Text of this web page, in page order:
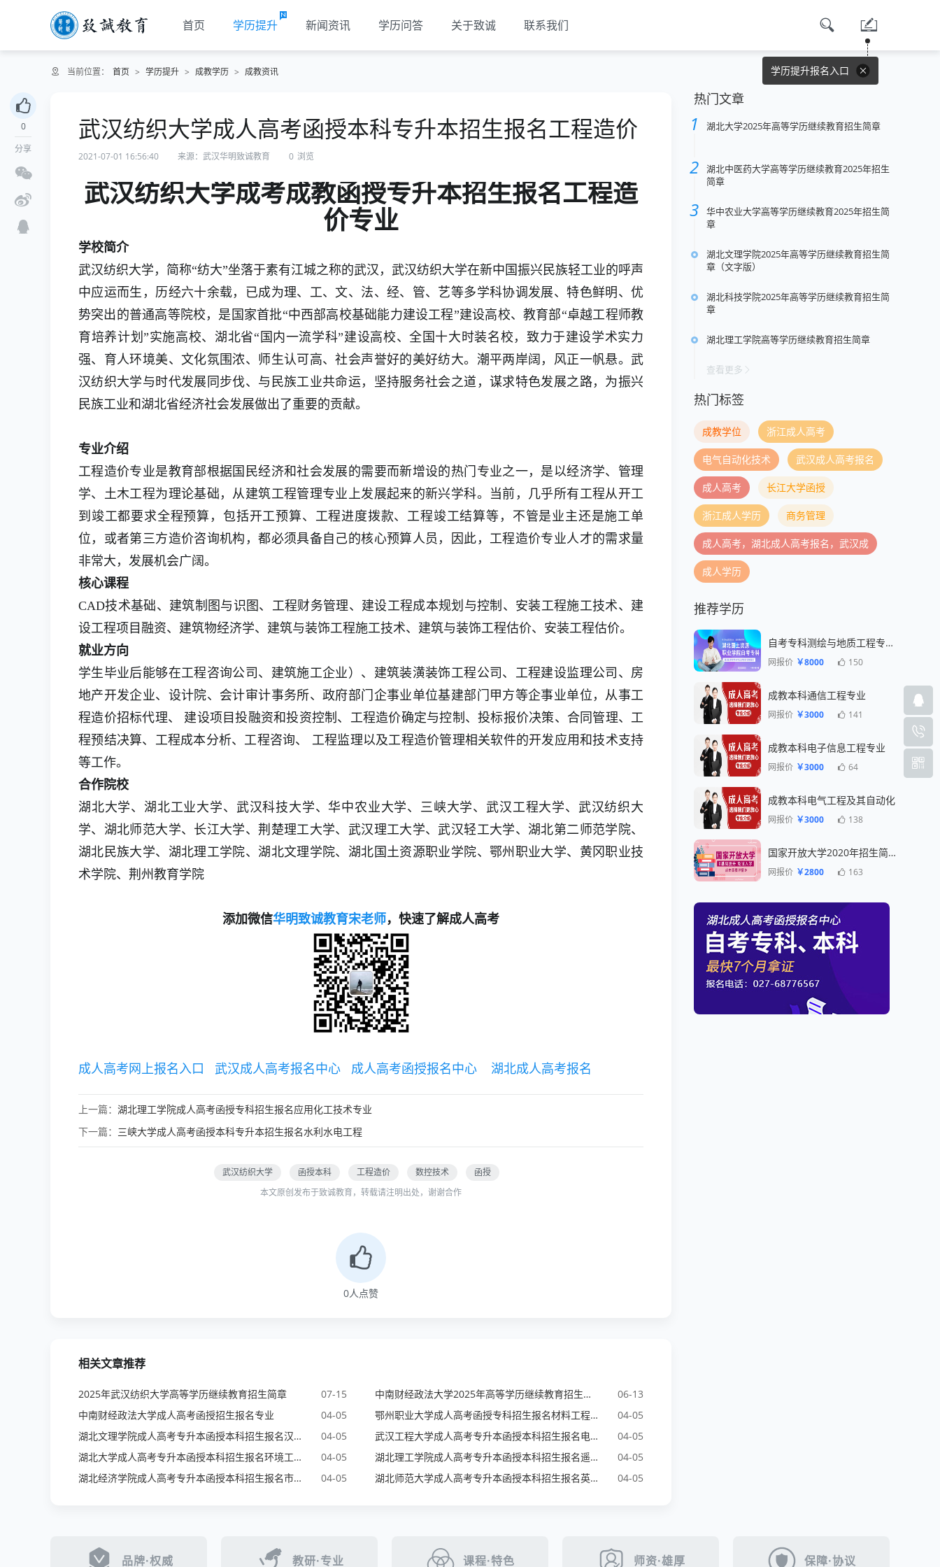
首页 学历提升 新闻资讯 学历问答 关于致诚 联系我们
学历提升报名入口
当前位置： 首页 > 学历提升 > 成教学历 > 成教资讯
0
分享
武汉纺织大学成人高考函授本科专升本招生报名工程造价
2021-07-01 16:56:40 来源：武汉华明致诚教育 0 浏览
武汉纺织大学成考成教函授专升本招生报名工程造
价专业
学校简介
武汉纺织大学，简称“纺大”坐落于素有江城之称的武汉，武汉纺织大学在新中国振兴民族轻工业的呼声
中应运而生，历经六十余载，已成为理、工、文、法、经、管、艺等多学科协调发展、特色鲜明、优
势突出的普通高等院校，是国家首批“中西部高校基础能力建设工程”建设高校、教育部“卓越工程师教
育培养计划”实施高校、湖北省“国内一流学科”建设高校、全国十大时装名校，致力于建设学术实力
强、育人环境美、文化氛围浓、师生认可高、社会声誉好的美好纺大。潮平两岸阔，风正一帆悬。武
汉纺织大学与时代发展同步伐、与民族工业共命运，坚持服务社会之道，谋求特色发展之路，为振兴
民族工业和湖北省经济社会发展做出了重要的贡献。
专业介绍
工程造价专业是教育部根据国民经济和社会发展的需要而新增设的热门专业之一，是以经济学、管理
学、土木工程为理论基础，从建筑工程管理专业上发展起来的新兴学科。当前，几乎所有工程从开工
到竣工都要求全程预算，包括开工预算、工程进度拨款、工程竣工结算等，不管是业主还是施工单
位，或者第三方造价咨询机构，都必须具备自己的核心预算人员，因此，工程造价专业人才的需求量
非常大，发展机会广阔。
核心课程
CAD技术基础、建筑制图与识图、工程财务管理、建设工程成本规划与控制、安装工程施工技术、建
设工程项目融资、建筑物经济学、建筑与装饰工程施工技术、建筑与装饰工程估价、安装工程估价。
就业方向
学生毕业后能够在工程咨询公司、建筑施工企业）、建筑装潢装饰工程公司、工程建设监理公司、房
地产开发企业、设计院、会计审计事务所、政府部门企事业单位基建部门甲方等企事业单位，从事工
程造价招标代理、 建设项目投融资和投资控制、工程造价确定与控制、投标报价决策、合同管理、工
程预结决算、工程成本分析、工程咨询、 工程监理以及工程造价管理相关软件的开发应用和技术支持
等工作。
合作院校
湖北大学、湖北工业大学、武汉科技大学、华中农业大学、三峡大学、武汉工程大学、武汉纺织大
学、湖北师范大学、长江大学、荆楚理工大学、武汉理工大学、武汉轻工大学、湖北第二师范学院、
湖北民族大学、湖北理工学院、湖北文理学院、湖北国土资源职业学院、鄂州职业大学、黄冈职业技
术学院、荆州教育学院
添加微信华明致诚教育宋老师，快速了解成人高考
成人高考网上报名入口 武汉成人高考报名中心 成人高考函授报名中心 湖北成人高考报名
上一篇： 湖北理工学院成人高考函授专科招生报名应用化工技术专业
下一篇： 三峡大学成人高考函授本科专升本招生报名水利水电工程
武汉纺织大学 函授本科 工程造价 数控技术
函授
本文原创发布于致诚教育，转载请注明出处，谢谢合作
0人点赞
相关文章推荐
07-15
2025年武汉纺织大学高等学历继续教育招生简章 06-13
中南财经政法大学2025年高等学历继续教育招生简章
04-05
中南财经政法大学成人高考函授招生报名专业 04-05
鄂州职业大学成人高考函授专科招生报名材料工程技术专业
04-05
湖北文理学院成人高考专升本函授本科招生报名汉语言文学专业 04-05
武汉工程大学成人高考专升本函授本科招生报名电气工程及其自动化专业
04-05
湖北大学成人高考专升本函授本科招生报名环境工程专业 04-05
湖北理工学院成人高考专升本函授本科招生报名遥感科技与技术专业
04-05
湖北经济学院成人高考专升本函授本科招生报名市场营销专业 04-05
湖北师范大学成人高考专升本函授本科招生报名英语专业
热门文章
湖北大学2025年高等学历继续教育招生简章
湖北中医药大学高等学历继续教育2025年招生
简章
华中农业大学高等学历继续教育2025年招生简
章
湖北文理学院2025年高等学历继续教育招生简
章（文字版）
湖北科技学院2025年高等学历继续教育招生简
章
湖北理工学院高等学历继续教育招生简章
查看更多
热门标签
成教学位 浙江成人高考
电气自动化技术 武汉成人高考报名
成人高考 长江大学函授
浙江成人学历 商务管理
成人高考，湖北成人高考报名，武汉成
成人学历
推荐学历
自考专科测绘与地质工程专业一年毕业
网报价 ￥8000 150
成教本科通信工程专业
网报价 ￥3000 141
成教本科电子信息工程专业
网报价 ￥3000 64
成教本科电气工程及其自动化
网报价 ￥3000 138
国家开放大学2020年招生简章
网报价 ￥2800 163
品牌·权威 教研·专业 课程·特色 师资·雄厚 保障·协议